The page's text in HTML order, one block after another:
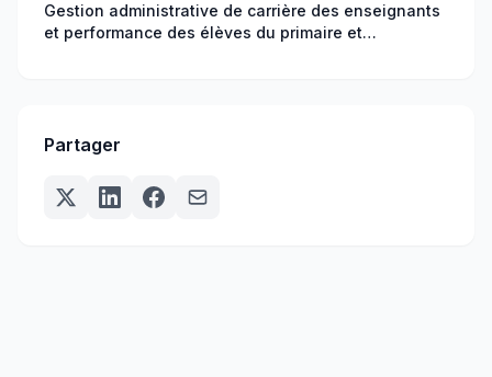
Gestion administrative de carrière des enseignants
et performance des élèves du primaire et
Partager